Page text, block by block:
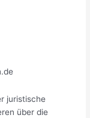
juristische
über die